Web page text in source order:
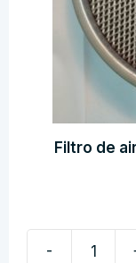
Filtro de
-